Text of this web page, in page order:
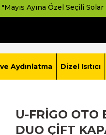
Seçili Solar Paketlerde
Aydınlatma Dizel Isıtıcı
U-FRİGO OTO
DUO ÇİFT